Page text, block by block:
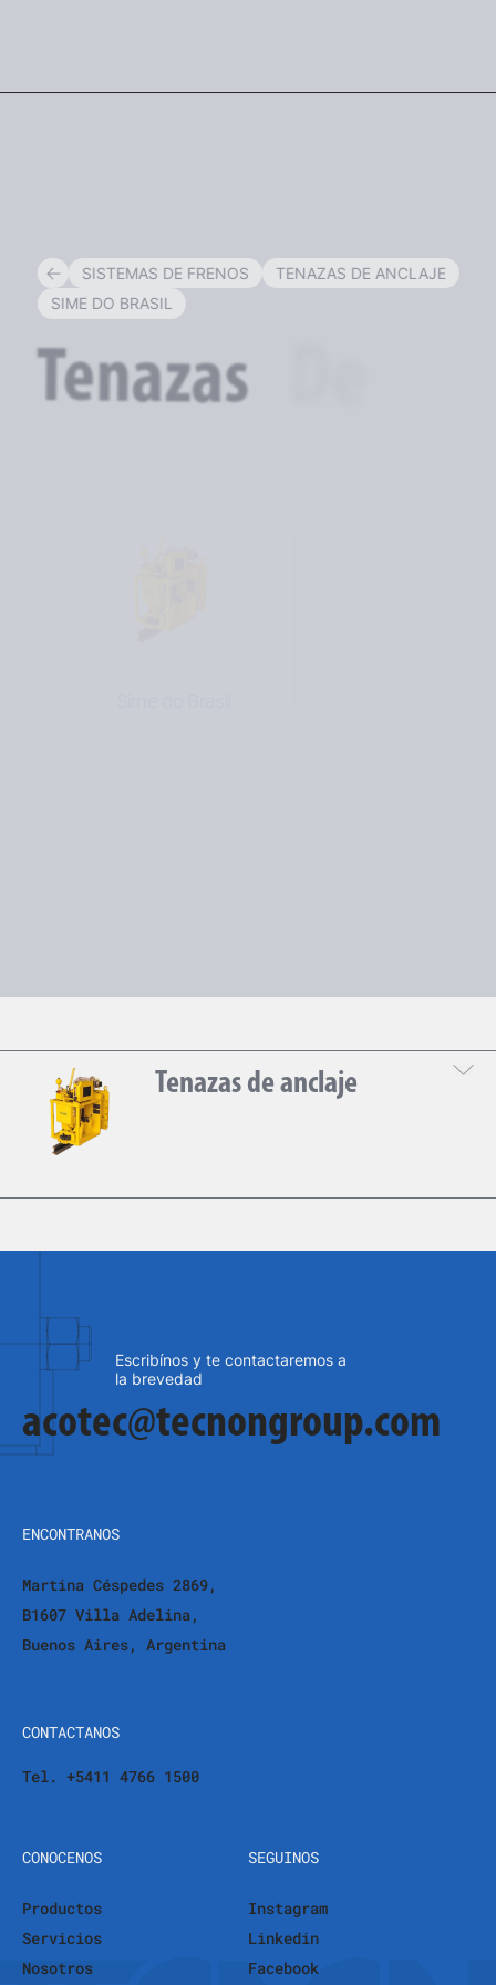
SISTEMAS DE FRENOS
TENAZAS DE ANCLAJE
SIME DO BRASIL
Tenazas
Tenazas de anclaje
Escribínos y te contactaremos a
la brevedad
acotec@tecnongroup.com
ENCONTRANOS
Martina Céspedes 2869,
B1607 Villa Adelina,
Buenos Aires, Argentina
CONTACTANOS
Tel. +5411 4766 1500
CONOCENOS
Productos
Servicios
Nosotros
SEGUINOS
Instagram
Linkedin
Facebook